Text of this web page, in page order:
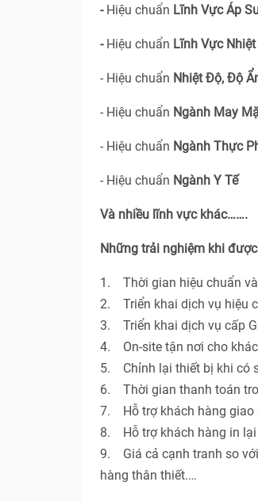
- Hiệu chuẩn Lĩnh Vực Áp
-Hiệu chuẩn Lĩnh Vực
- Hiệu chuẩn Nhiệt Độ, Độ
- Hiệu chuẩn Ngành May
- Hiệu chuẩn Ngành Thực
- Hiệu chuẩn Ngành Y Tế
Và nhiều lĩnh vực khác…….
Những trải nghiệm khi
1. Thời gian hiệu chuẩn và
2. Triển khai dịch vụ hiệu
3. Triển khai dịch vụ cấp
4. On-site tận nơi cho
5. Chỉnh lại thiết bị khi có
6. Thời gian thanh toán
7. Hỗ trợ khách hàng giao
8. Hỗ trợ khách hàng in lại
9. Giá cả cạnh tranh so
hàng thân thiết.…